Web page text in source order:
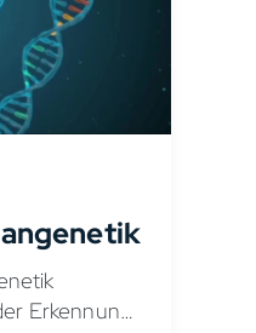
Erkennung